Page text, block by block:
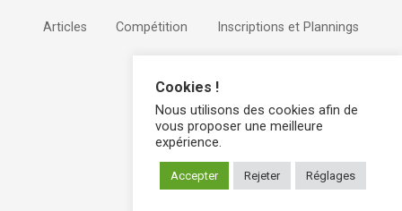
Articles Compétition Inscriptions et Plannings
Cookies !
Nous utilisons des cookies afin de
vous proposer une meilleure
expérience.
Accepter Rejeter Réglages